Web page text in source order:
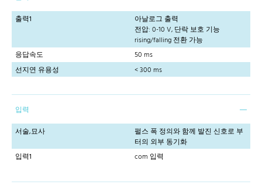
출력1
아날로그 출력
전압: 0-10 V, 단락 보호 기능
rising/falling 전환 가능
응답속도
50 ms
선지연 유용성
< 300 ms
입력
서술,묘사
펄스 폭 정의와 함께 발진 신호로 부
터의 외부 동기화
입력1
com 입력